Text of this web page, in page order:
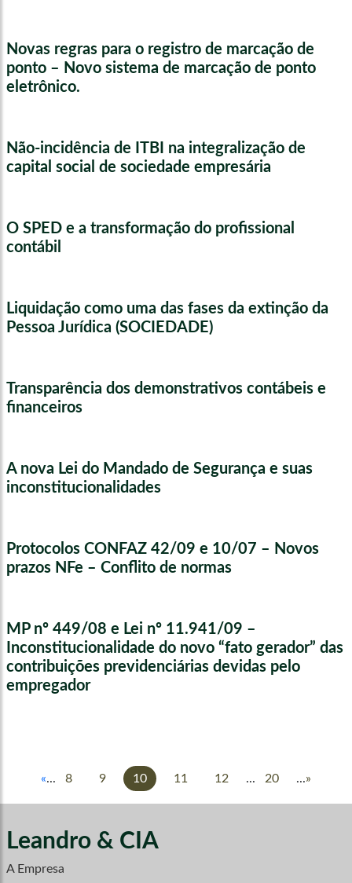
Novas regras para o registro de marcação de
ponto – Novo sistema de marcação de ponto
eletrônico.
Não-incidência de ITBI na integralização de
capital social de sociedade empresária
O SPED e a transformação do profissional
contábil
Liquidação como uma das fases da extinção da
Pessoa Jurídica (SOCIEDADE)
Transparência dos demonstrativos contábeis e
financeiros
A nova Lei do Mandado de Segurança e suas
inconstitucionalidades
Protocolos CONFAZ 42/09 e 10/07 – Novos
prazos NFe – Conflito de normas
MP nº 449/08 e Lei nº 11.941/09 –
Inconstitucionalidade do novo “fato gerador” das
contribuições previdenciárias devidas pelo
empregador
«... 8 9 10 11 12 ... 20 ...»
Leandro & CIA
A Empresa